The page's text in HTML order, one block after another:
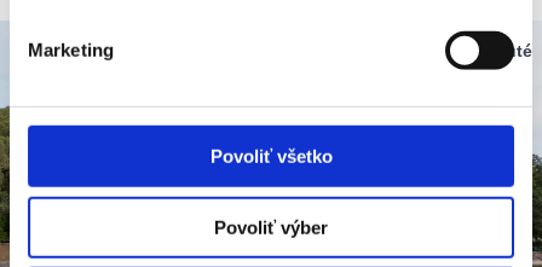
Marketing
Vypnuté
Stav:
Povoliť všetko
Povoliť výber